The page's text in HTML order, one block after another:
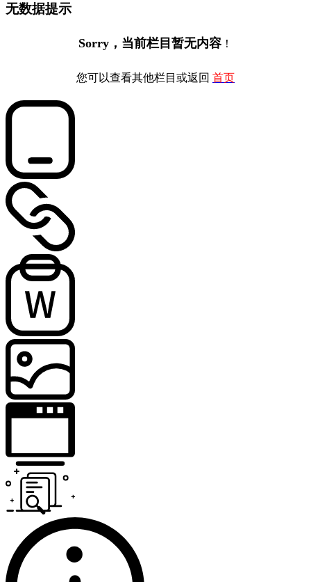
无数据提示
Sorry，当前栏目暂无内容 ！
您可以查看其他栏目或返回 首页